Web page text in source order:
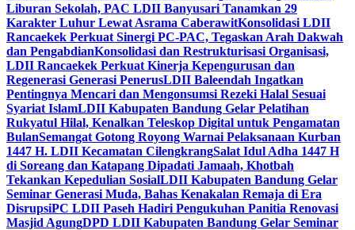
Liburan Sekolah, PAC LDII Banyusari Tanamkan 29
Karakter Luhur Lewat Asrama CaberawitKonsolidasi LDII
Rancaekek Perkuat Sinergi PC-PAC, Tegaskan Arah Dakwah
dan PengabdianKonsolidasi dan Restrukturisasi Organisasi,
LDII Rancaekek Perkuat Kinerja Kepengurusan dan
Regenerasi Generasi PenerusLDII Baleendah Ingatkan
Pentingnya Mencari dan Mengonsumsi Rezeki Halal Sesuai
Syariat IslamLDII Kabupaten Bandung Gelar Pelatihan
Rukyatul Hilal, Kenalkan Teleskop Digital untuk Pengamatan
BulanSemangat Gotong Royong Warnai Pelaksanaan Kurban
1447 H. LDII Kecamatan CilengkrangSalat Idul Adha 1447 H
di Soreang dan Katapang Dipadati Jamaah, Khotbah
Tekankan Kepedulian SosialLDII Kabupaten Bandung Gelar
Seminar Generasi Muda, Bahas Kenakalan Remaja di Era
DisrupsiPC LDII Paseh Hadiri Pengukuhan Panitia Renovasi
Masjid AgungDPD LDII Kabupaten Bandung Gelar Seminar